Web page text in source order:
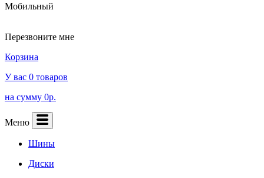
Мобильный
Перезвоните мне
Корзина
У вас 0 товаров
на сумму 0р.
Меню
Шины
Диски